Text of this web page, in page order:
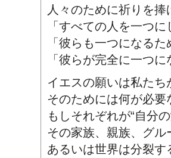
人々のために祈りを捧
「すべての人を一つに
「彼らも一つになるた
「彼らが完全に一つに
イエスの願いは私た
そのためには何が必要
もしそれぞれが“自分
その家族、親族、グル
あるいは世界は分裂す